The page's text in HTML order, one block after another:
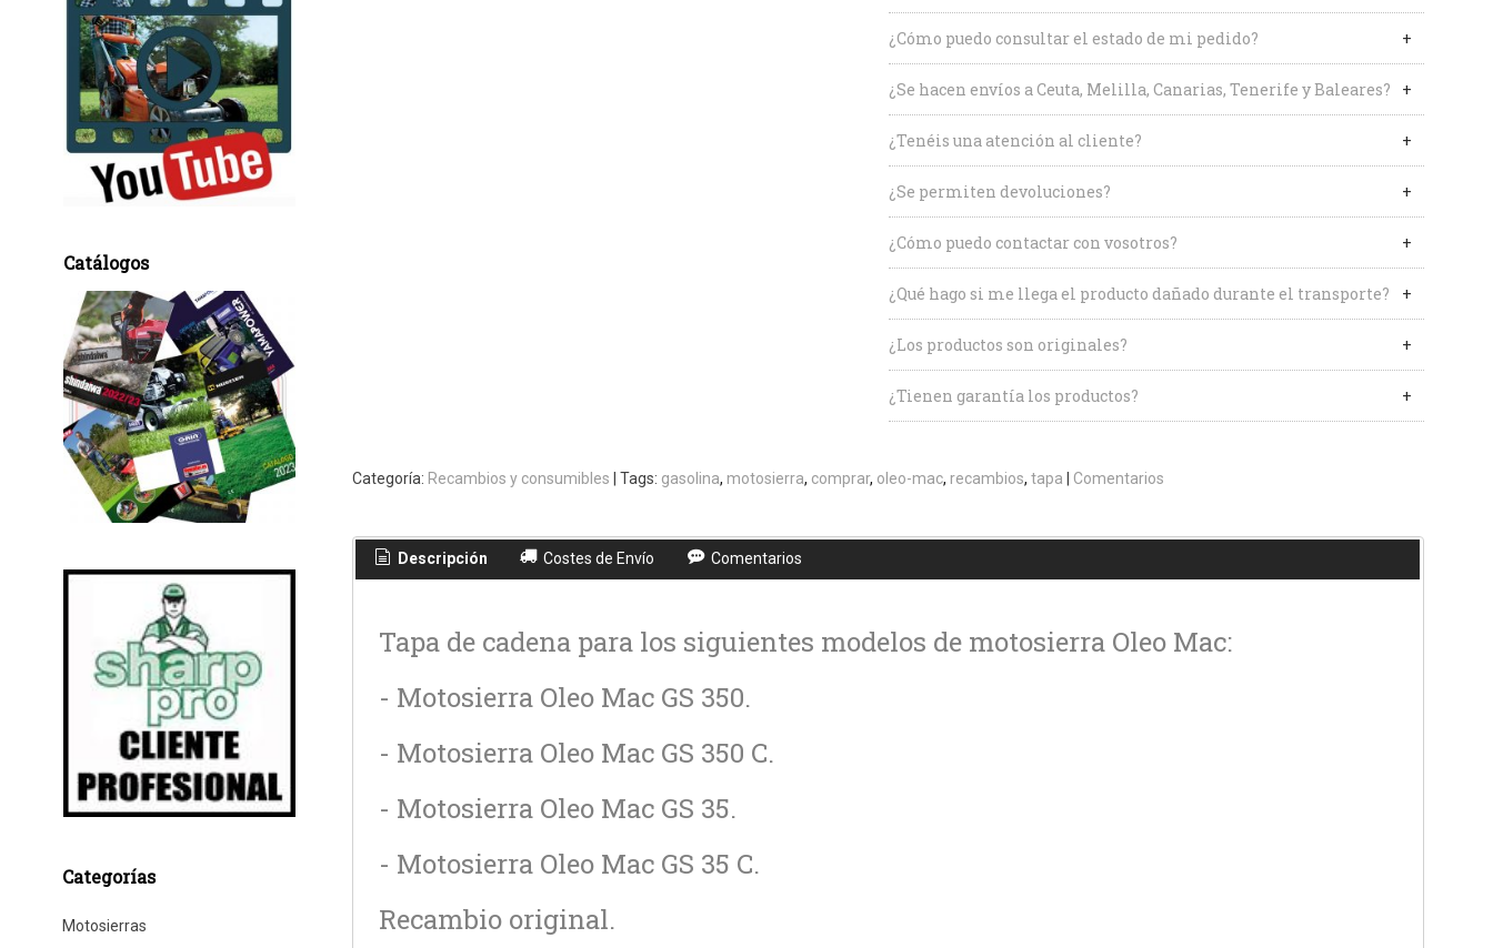
Catálogos
Categorías
Motosierras
¿Cómo puedo consultar el estado de mi pedido?
¿Se hacen envíos a Ceuta, Melilla, Canarias, Tenerife y Baleares?
¿Tenéis una atención al cliente?
¿Se permiten devoluciones?
¿Cómo puedo contactar con vosotros?
¿Qué hago si me llega el producto dañado durante el transporte?
¿Los productos son originales?
¿Tienen garantía los productos?
Categoría: Recambios y consumibles | Tags: gasolina motosierra comprar oleo-mac recambios tapa | Comentarios
Descripción Costes de Envío Comentarios
Tapa de cadena para los siguientes modelos de motosierra Oleo Mac:
- Motosierra Oleo Mac GS 350.
- Motosierra Oleo Mac GS 350 C.
- Motosierra Oleo Mac GS 35.
- Motosierra Oleo Mac GS 35 C.
Recambio original.